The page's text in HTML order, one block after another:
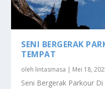
SENI BERGERAK
TEMPAT
oleh lintasmasa | Mei 18,
Seni Bergerak Parkour